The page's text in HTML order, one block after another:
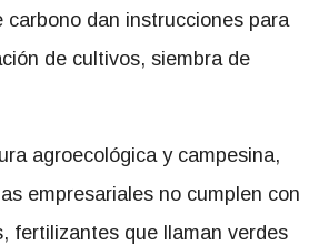
dan instrucciones para
de cultivos, siembra de
agroecológica y campesina,
empresariales no cumplen con
fertilizantes que llaman verdes